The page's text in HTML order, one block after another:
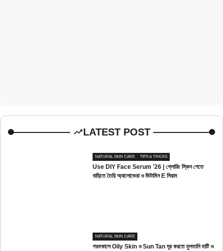
LATEST POST
NATURAL SKIN CARE TIPS & TRICKS
Use DIY Face Serum ’26 | গ্লোয়িং স্কিন পেতে
বাড়িতে তৈরি অ্যালোভেরা ও ভিটামিন E সিরাম
NATURAL SKIN CARE
গরমকালে Oily Skin ও Sun Tan দূর করতে মুলতানি মাটি ও